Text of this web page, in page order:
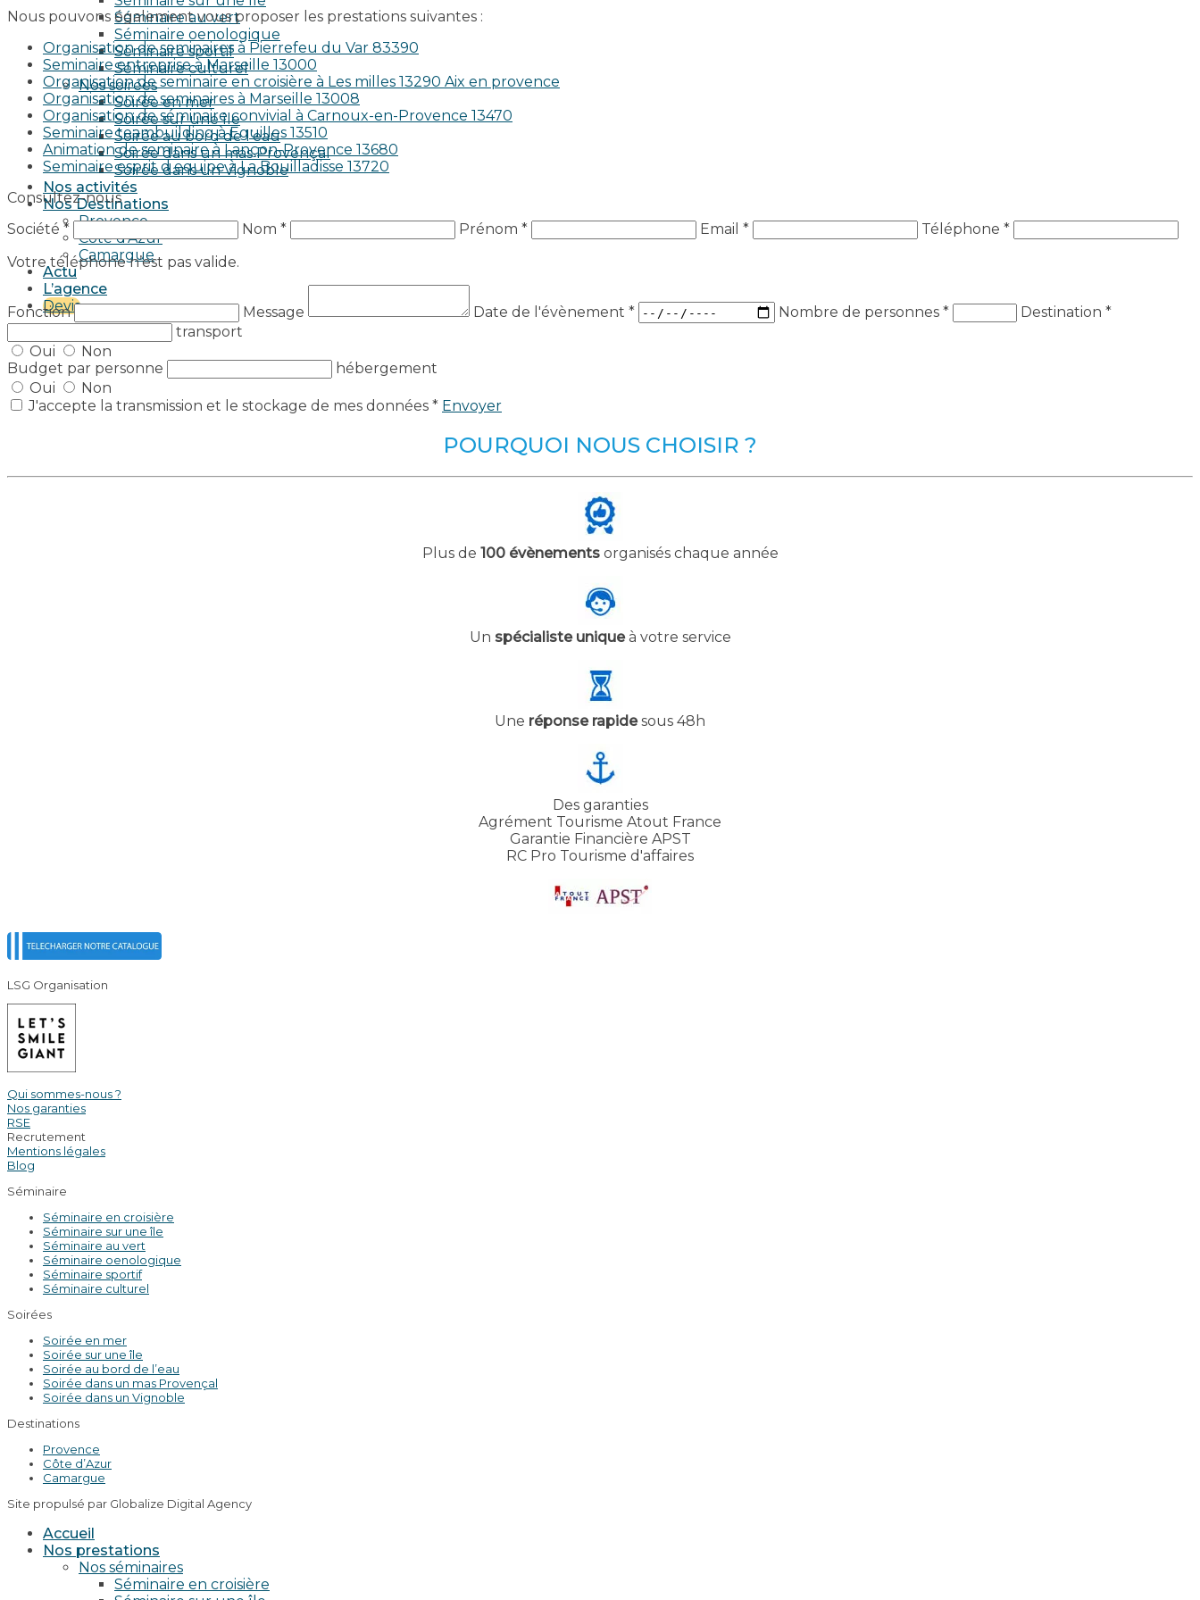
Séminaire au vert
Séminaire oenologique
Séminaire sportif
Séminaire culturel
Nos soirées
Soirée en mer
Soirée sur une île
Soirée au bord de l’eau
Soirée dans un mas Provençal
Soirée dans un Vignoble
Nos activités
Nos Destinations
Provence
Côte d’Azur
Camargue
Actu
L’agence
Devis
Nous pouvons également vous proposer les prestations suivantes :
Organisation de seminaires à Pierrefeu du Var 83390
Seminaire entreprise à Marseille 13000
Organisation de seminaire en croisière à Les milles 13290 Aix en provence​
Organisation de seminaires à Marseille 13008
Organisation de séminaire convivial à Carnoux-en-Provence 13470
Seminaire teambuilding à Eguilles 13510
Animation de seminaire à Lançon-Provence 13680
Seminaire esprit d equipe à La Bouilladisse 13720
Consultez-nous
Société *
Nom * Prénom * Email *
Téléphone *
Votre téléphone n’est pas valide.
Fonction Message Date de l'évènement * Nombre de personnes * Destination *
transport
Oui
Non
Budget par personne
hébergement
Oui
Non
J'accepte la transmission et le stockage de mes données * Envoyer
POURQUOI NOUS CHOISIR ?
Plus de 100 évènementsorganisés chaque année
Un spécialiste uniqueà votre service
Une réponse rapidesous 48h
Des garanties
Agrément Tourisme Atout France
Garantie Financière APST
RC Pro Tourisme d'affaires
LSG Organisation
Qui sommes-nous ?
Nos garanties
RSE
Recrutement
Mentions légales
Blog
Séminaire
Séminaire en croisière
Séminaire sur une île
Séminaire au vert
Séminaire oenologique
Séminaire sportif
Séminaire culturel
Soirées
Soirée en mer
Soirée sur une île
Soirée au bord de l’eau
Soirée dans un mas Provençal
Soirée dans un Vignoble
Destinations
Provence
Côte d’Azur
Camargue
Site propulsé par Globalize Digital Agency
Accueil
Nos prestations
Nos séminaires
Séminaire en croisière